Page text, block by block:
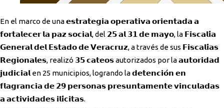
En el marco de una 𝗲𝘀𝘁𝗿𝗮𝘁𝗲𝗴𝗶𝗮 𝗼𝗽𝗲𝗿𝗮𝘁𝗶𝘃𝗮 𝗼𝗿𝗶𝗲𝗻𝘁𝗮𝗱𝗮 𝗮
𝗳𝗼𝗿𝘁𝗮𝗹𝗲𝗰𝗲𝗿 𝗹𝗮 𝗽𝗮𝘇 𝘀𝗼𝗰𝗶𝗮𝗹, del 𝟮𝟱 𝗮𝗹 𝟯𝟭 𝗱𝗲 𝗺𝗮𝘆𝗼, la 𝗙𝗶𝘀𝗰𝗮𝗹𝗶́𝗮
𝗚𝗲𝗻𝗲𝗿𝗮𝗹 𝗱𝗲𝗹 𝗘𝘀𝘁𝗮𝗱𝗼 𝗱𝗲 𝗩𝗲𝗿𝗮𝗰𝗿𝘂𝘇, a través de sus 𝗙𝗶𝘀𝗰𝗮𝗹𝗶́𝗮𝘀
𝗥𝗲𝗴𝗶𝗼𝗻𝗮𝗹𝗲𝘀, realizó 𝟯𝟱 𝗰𝗮𝘁𝗲𝗼𝘀 autorizados por la 𝗮𝘂𝘁𝗼𝗿𝗶𝗱𝗮𝗱
𝗷𝘂𝗱𝗶𝗰𝗶𝗮𝗹 en 25 municipios, logrando la 𝗱𝗲𝘁𝗲𝗻𝗰𝗶𝗼́𝗻 𝗲𝗻
𝗳𝗹𝗮𝗴𝗿𝗮𝗻𝗰𝗶𝗮 𝗱𝗲 𝟮𝟵 𝗽𝗲𝗿𝘀𝗼𝗻𝗮𝘀 𝗽𝗿𝗲𝘀𝘂𝗻𝘁𝗮𝗺𝗲𝗻𝘁𝗲 𝘃𝗶𝗻𝗰𝘂𝗹𝗮𝗱𝗮𝘀
𝗮 𝗮𝗰𝘁𝗶𝘃𝗶𝗱𝗮𝗱𝗲𝘀 𝗶𝗹𝗶́𝗰𝗶𝘁𝗮𝘀.